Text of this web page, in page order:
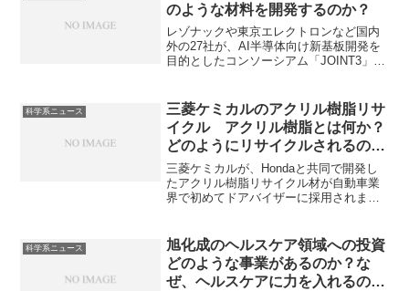
のような材料を開発するのか？
レゾナックや東京エレクトロンなど国内
外の27社が、AI半導体向け新基板開発を
目的としたコンソーシアム「JOINT3」を
性フィルム材料などの開発を行うとされ
ています。感光性フィルムとは何か、ど
のような要求性能があるのかを知ること
ができます。
科学系ニュース
三菱ケミカルのアクリル樹脂リサ
イクル アクリル樹脂とは何か？
どのようにリサイクルされるの
か？
三菱ケミカルが、Hondaと共同で開発し
たアクリル樹脂リサイクル材が自動車業
界で初めてドアバイザーに採用されまし
荷低減を目指しています。アクリル樹脂
とは何か、どのようにリサイクルされる
のかを知ることができます。
科学系ニュース
旭化成のヘルスケア領域への投資
どのような事業があるのか？な
ぜ、ヘルスケアに力を入れるの